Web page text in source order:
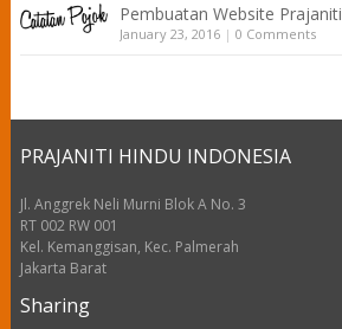
Pembuatan Website Prajaniti
January 23, 2016| 0 Comments
PRAJANITI HINDU INDONESIA
Jl. Anggrek Neli Murni Blok A No. 3
RT 002 RW 001
Kel. Kemanggisan, Kec. Palmerah
Jakarta Barat
Sharing